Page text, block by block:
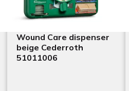
Wound Care dispenser
beige Cederroth
51011006